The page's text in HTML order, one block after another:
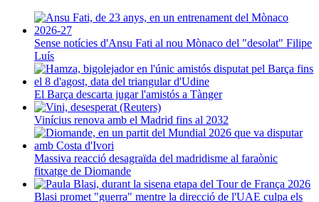
Sense notícies d'Ansu Fati al nou Mònaco del "desolat" Filipe
Luís
El Barça descarta jugar l'amistós a Tànger
Vinícius renova amb el Madrid fins al 2032
Massiva reacció desagraïda del madridisme al faraònic
fitxatge de Diomande
Blasi promet "guerra" mentre la direcció de l'UAE culpa els